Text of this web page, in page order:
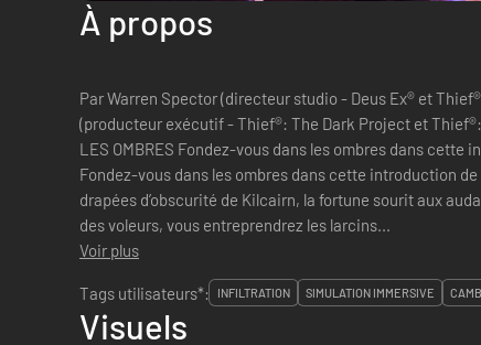
À propos
Par Warren Spector (directeur studio - Deus Ex® et
(producteur exécutif - Thief®: The Dark Project et Thief®:
LES OMBRES Fondez-vous dans les ombres dans cette
Fondez-vous dans les ombres dans cette introduction
drapées d’obscurité de Kilcairn, la fortune sourit aux
des voleurs, vous entreprendrez les larcins...
Voir plus
Tags utilisateurs*:
INFILTRATION SIMULATION IMMERSIVE
Visuels